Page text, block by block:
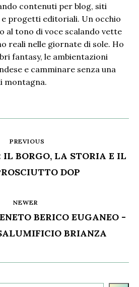
contenuti per blog, siti
e progetti editoriali. Un occhio
al tono di voce scalando vette
reali nelle giornate di sole. Ho
fantasy, le ambientazioni
e camminare senza una
montagna.
PREVIOUS
BORGO, LA STORIA E IL
DOP
NEWER
BERICO EUGANEO -
BRIANZA